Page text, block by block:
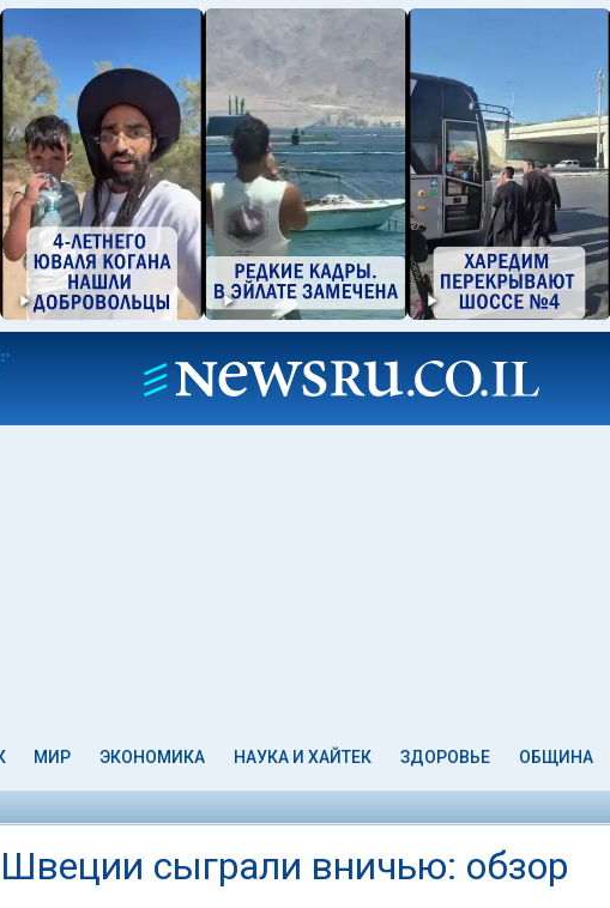
МИР ЭКОНОМИКА НАУКА И ХАЙТЕК ЗДОРОВЬЕ ОБЩИНА
сыграли вничью: обзор